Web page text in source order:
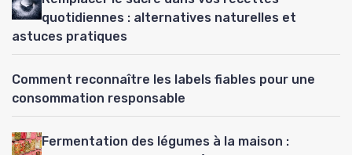
quotidiennes : alternatives naturelles et
astuces pratiques
Comment reconnaître les labels fiables pour une
consommation responsable
Fermentation des légumes à la maison :